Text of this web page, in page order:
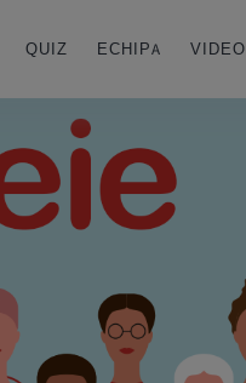
QUIZ ECHIPA VIDEO